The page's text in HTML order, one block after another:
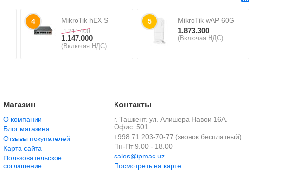
4 MikroTik hEX S
1.211.400
1.147.000
(Включая НДС)
5 MikroTik wAP 60G
1.873.300
(Включая НДС)
Магазин
О компании
Блог магазина
Отзывы покупателей
Карта сайта
Пользовательское
соглашение
Контакты
г. Ташкент, ул. Алишера Навои 16А,
Офис: 501
+998 71 203-70-77 (звонок бесплатный)
Пн-Пт 9.00 - 18.00
sales@ipmac.uz
Посмотреть на карте